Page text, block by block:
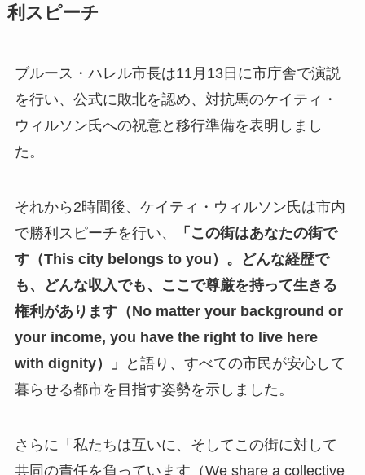
利スピーチ
ブルース・ハレル市長は11月13日に市庁舎で演説
を行い、公式に敗北を認め、対抗馬のケイティ・
ウィルソン氏への祝意と移行準備を表明しまし
た。
それから2時間後、ケイティ・ウィルソン氏は市内
で勝利スピーチを行い、
「この街はあなたの街で
す（This city belongs to you）。どんな経歴で
も、どんな収入でも、ここで尊厳を持って生きる
権利があります（No matter your background or
your income, you have the right to live here
with dignity）」
と語り、すべての市民が安心して
暮らせる都市を目指す姿勢を示しました。
さらに「私たちは互いに、そしてこの街に対して
共同の責任を負っています（We share a collective